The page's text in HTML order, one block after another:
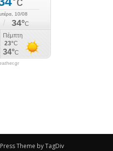
Theme by TagDiv